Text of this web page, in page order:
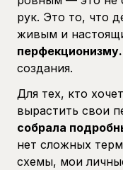
рук. Это то, что
живым и
перфекционизму.
создания.
Для тех, кто
вырастить свои
собрала
нет сложных
схемы, мои